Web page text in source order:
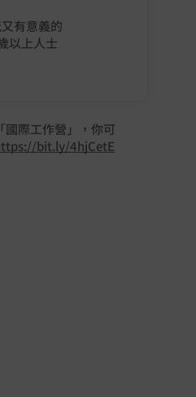
有意義的
以上人士
國際工作營」，你可
bit.ly/4hjCetE